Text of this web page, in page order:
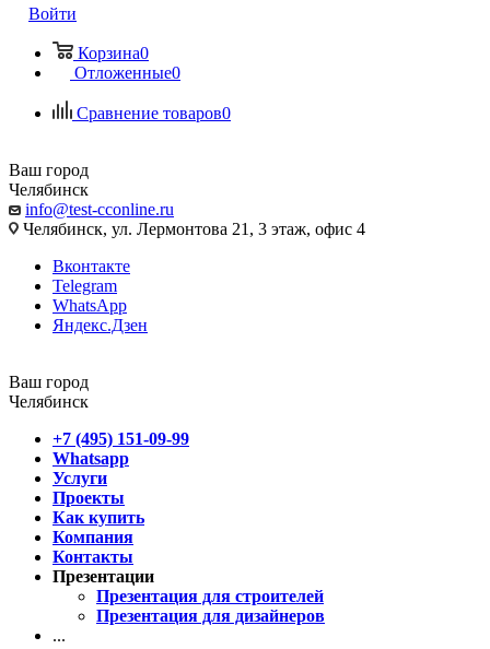
Войти
Корзина0
Отложенные0
Сравнение товаров0
Ваш город
Челябинск
info@test-cconline.ru
Челябинск, ул. Лермонтова 21, 3 этаж, офис 4
Вконтакте
Telegram
WhatsApp
Яндекс.Дзен
Ваш город
Челябинск
+7 (495) 151-09-99
Whatsapp
Услуги
Проекты
Как купить
Компания
Контакты
Презентации
Презентация для строителей
Презентация для дизайнеров
...